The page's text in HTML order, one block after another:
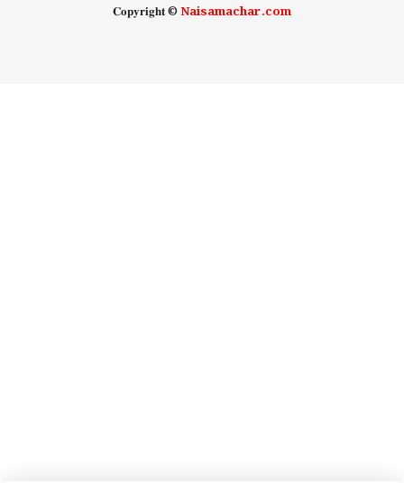
𝐂𝐨𝐩𝐲𝐫𝐢𝐠𝐡𝐭 ©Naisamachar.com